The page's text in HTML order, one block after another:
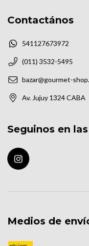
Contactános
541127673972
(011) 3532-5495
bazar@gourmet-
Av. Jujuy 1324 CABA
Seguinos en
Medios de